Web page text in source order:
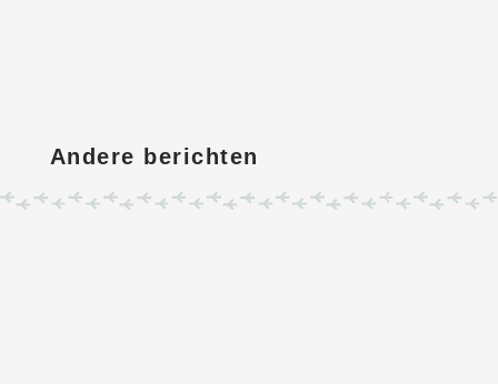
Andere berichten